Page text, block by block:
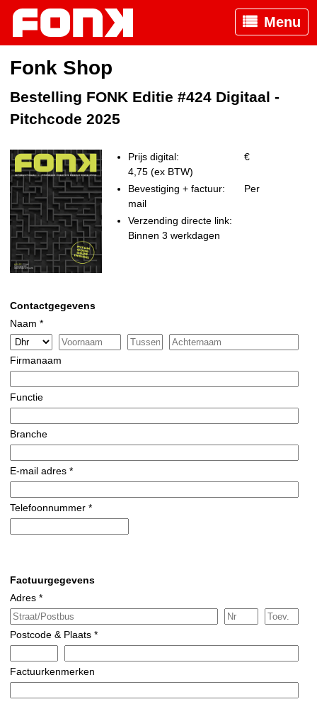
Menu
Fonk Shop
Bestelling FONK Editie #424 Digitaal -
Pitchcode 2025
Prijs digital:
€
4,75 (ex BTW)
Bevestiging + factuur:
Per
mail
Verzending directe link:
Binnen 3 werkdagen
Contactgegevens
Naam *
Firmanaam
Functie
Branche
E-mail adres *
Telefoonnummer *
Factuurgegevens
Adres *
Postcode & Plaats *
Factuurkenmerken